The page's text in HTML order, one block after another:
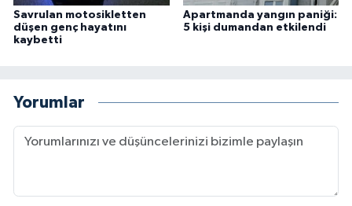
Savrulan motosikletten
düşen genç hayatını
kaybetti
Apartmanda yangın paniği:
5 kişi dumandan etkilendi
Yorumlar